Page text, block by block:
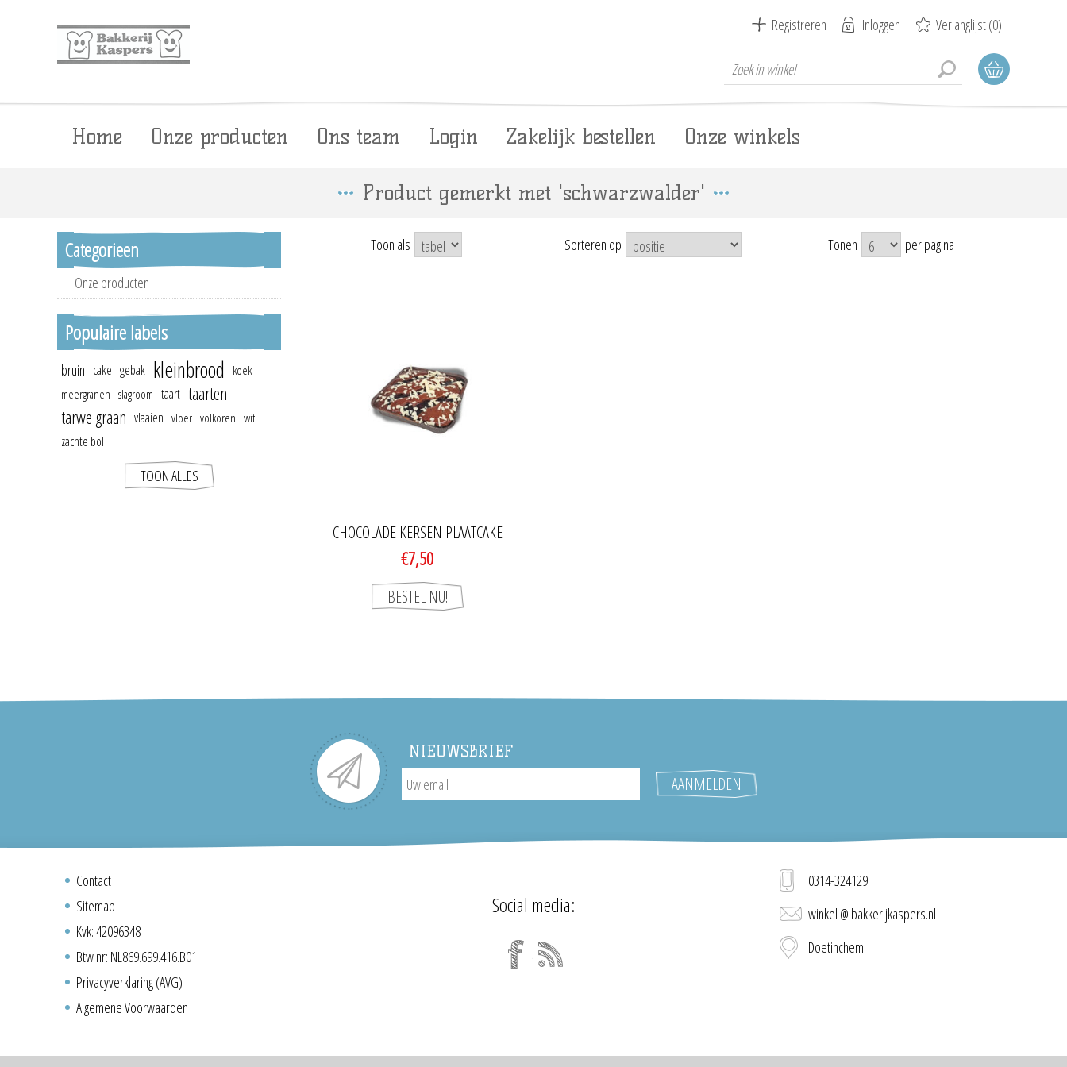
Registreren Inloggen Verlanglijst(0)
Home Onze producten Ons team Login Zakelijk bestellen Onze winkels
Product gemerkt met 'schwarzwalder'
Toon als Sorteren op Tonen per pagina
CHOCOLADE KERSEN PLAATCAKE
€7,50
Categorieen
Onze producten
Populaire labels
bruin cake gebak kleinbrood
koek
meergranen slagroom taart taarten
tarwe graan vlaaien vloer volkoren wit
zachte bol
TOON ALLES
NIEUWSBRIEF
Contact
Sitemap
Kvk: 42096348
Btw nr: NL869.699.416.B01
Privacyverklaring (AVG)
Algemene Voorwaarden
Social media:
0314-324129
winkel @ bakkerijkaspers.nl
Doetinchem